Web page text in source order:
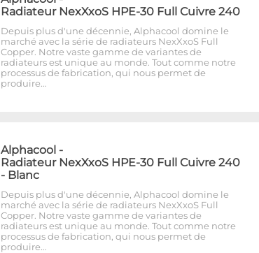
Radiateur NexXxoS HPE-30 Full Cuivre 240
Depuis plus d'une décennie, Alphacool domine le
marché avec la série de radiateurs NexXxoS Full
Copper. Notre vaste gamme de variantes de
radiateurs est unique au monde. Tout comme notre
processus de fabrication, qui nous permet de
produire…
Alphacool -
Radiateur NexXxoS HPE-30 Full Cuivre 240
- Blanc
Depuis plus d'une décennie, Alphacool domine le
marché avec la série de radiateurs NexXxoS Full
Copper. Notre vaste gamme de variantes de
radiateurs est unique au monde. Tout comme notre
processus de fabrication, qui nous permet de
produire…